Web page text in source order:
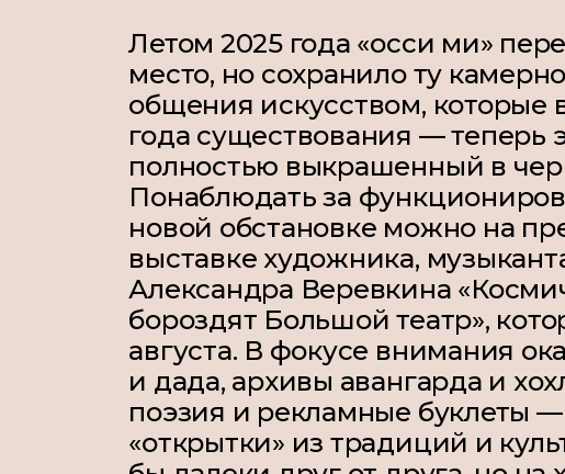
Летом 2025 года «осси ми»
место, но сохранило ту
общения искусством, которые
года существования — теперь
полностью выкрашенный в
Понаблюдать за
новой обстановке можно на
выставке художника,
Александра Веревкина
бороздят Большой театр»,
августа. В фокусе внимания
и дада, архивы авангарда и
поэзия и рекламные буклеты —
«открытки» из традиций и